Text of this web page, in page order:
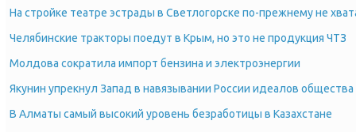
На стройке театре эстрады в Светлогорске по-прежнему не
Челябинские тракторы поедут в Крым, но это не продукция ЧТЗ
Молдова сократила импорт бензина и электроэнергии
Якунин упрекнул Запад в навязывании России идеалов
В Алматы самый высокий уровень безработицы в Казахстане